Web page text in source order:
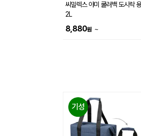
씨밀렉스 야미 쿨러백 도시락
2L
8,880원 ~
기성